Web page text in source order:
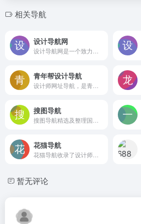
相关导航
设计导航网
青年帮设计导航
搜图导航
花猫导航
暂无评论